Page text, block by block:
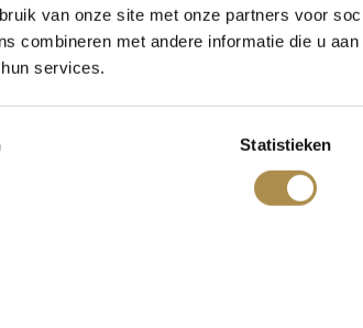
van onze site met onze partners voor
combineren met andere informatie die u aan
services.
Statistieken